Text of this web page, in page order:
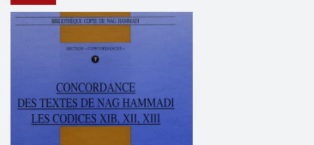
Copier le lien